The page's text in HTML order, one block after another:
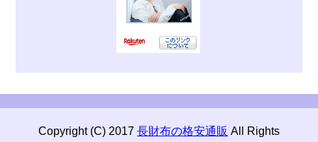
Copyright (C) 2017 長財布の格安通販 All Rights